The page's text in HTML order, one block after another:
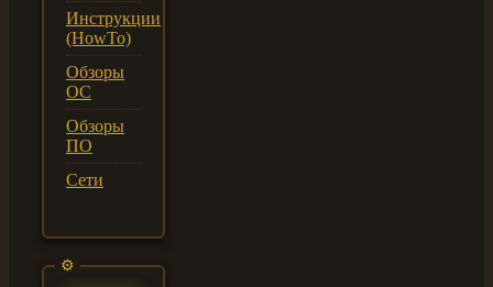
Инструкции
(HowTo)
Обзоры
ОС
Обзоры
ПО
Сети